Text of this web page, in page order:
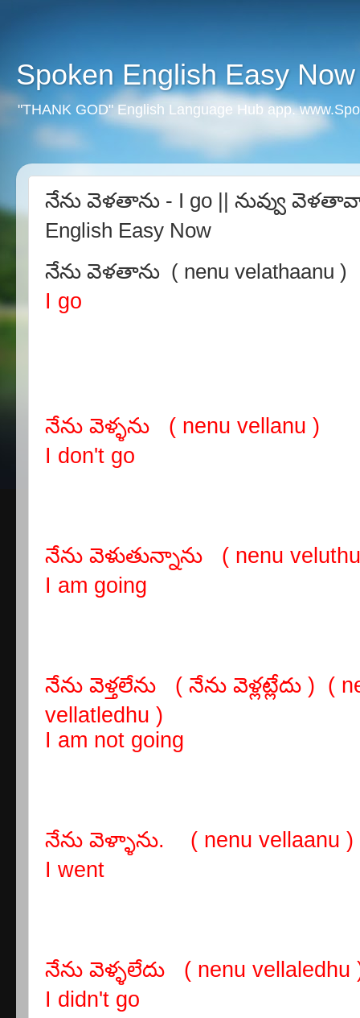
Spoken English Easy Now
"THANK GOD" English Language Hub app.
నేను వెళతాను - I go || నువ్వు
English Easy Now
నేను వెళతాను ( nenu velathaanu )
I go
నేను వెళ్ళను ( nenu vellanu )
I don't go
నేను వెళుతున్నాను ( nenu
I am going
నేను వెళ్తలేను ( నేను వెళ్లట్లేదు ) (
vellatledhu )
I am not going
నేను వెళ్ళాను. ( nenu vellaanu )
I went
నేను వెళ్ళలేదు ( nenu vellaledhu
I didn't go